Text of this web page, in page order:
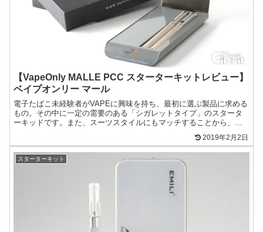
【VapeOnly MALLE PCC スターターキットレビュー】
ベイプオンリー マール
電子たばこ未経験者がVAPEに興味を持ち、最初に選ぶ製品に求める
もの。その中に一定の需要のある「シガレットタイプ」のスタータ
ーキッドです。また、スーツスタイルにもマッチすることから、周
2019年2月2日
スターターキット